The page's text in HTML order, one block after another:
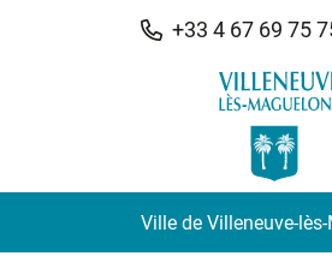
+33 4 67 69 75
Ville de Villeneuve-